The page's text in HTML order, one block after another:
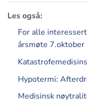
Les også:
For alle
årsmøte 7.oktober
Hypotermi:
Medisinsk